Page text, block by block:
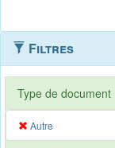
Filtres
Type de document
Autre